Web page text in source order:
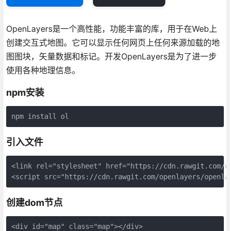
OpenLayers是一个高性能，功能丰富的库，用于在Web上
创建交互式地图。它可以显示任何网页上任何来源加载的地
图图块，矢量数据和标记。开发OpenLayers是为了进一步
使用各种地理信息。
npm安装
npm install ol
引入文件
<link rel="stylesheet" href="https://cdn.rawgit.com/
<script src="https://cdn.rawgit.com/openlayers/
创建dom节点
<div id="map" class="map"></div>